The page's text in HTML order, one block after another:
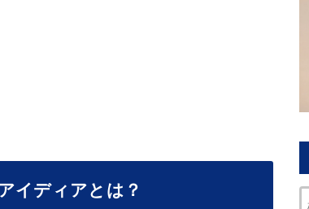
イディアとは？